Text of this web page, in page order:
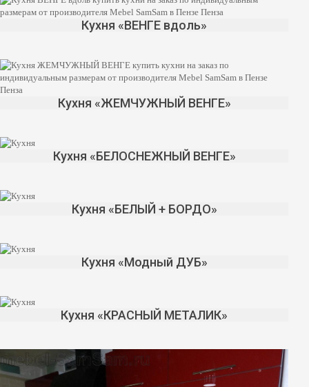
Кухня «ВЕНГЕ вдоль»
Кухня «ЖЕМЧУЖНЫЙ ВЕНГЕ»
Кухня «БЕЛОСНЕЖНЫЙ ВЕНГЕ»
Кухня «БЕЛЫЙ + БОРДО»
Кухня «Модный ДУБ»
Кухня «КРАСНЫЙ МЕТАЛИК»